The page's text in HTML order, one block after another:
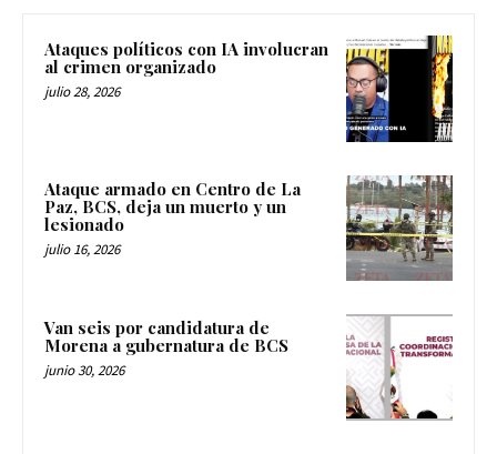
Ataques políticos con IA involucran
al crimen organizado
julio 28, 2026
Ataque armado en Centro de La
Paz, BCS, deja un muerto y un
lesionado
julio 16, 2026
Van seis por candidatura de
Morena a gubernatura de BCS
junio 30, 2026